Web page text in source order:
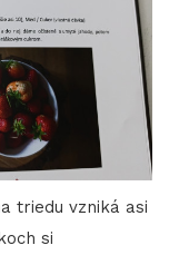
triedu vzniká asi
si